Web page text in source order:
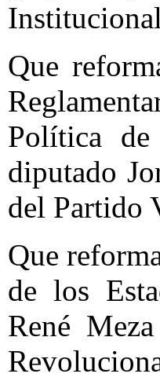
Que
Política
diputado
del Partido
Que
de los
René